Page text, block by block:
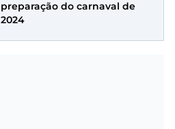
preparação do carnaval de
2024